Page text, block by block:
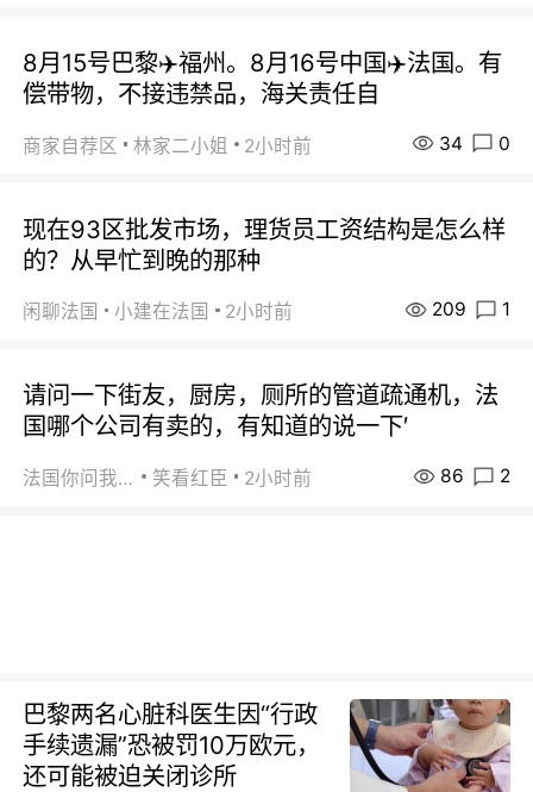
8月15号巴黎✈️福州。8月16号中国✈️法国。有
偿带物，不接违禁品，海关责任自
商家自荐区 林家二小姐 2小时前 34 0
现在93区批发市场，理货员工资结构是怎么样
的？从早忙到晚的那种
闲聊法国 小建在法国 2小时前 209 1
请问一下街友，厨房，厕所的管道疏通机，法
国哪个公司有卖的，有知道的说一下′
法国你问我答 笑看红臣 2小时前 86 2
巴黎两名心脏科医生因“行政
手续遗漏”恐被罚10万欧元，
还可能被迫关闭诊所